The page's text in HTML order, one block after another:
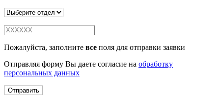
Пожалуйста, заполните все поля для отправки заявки
Отправляя форму Вы даете согласие на обработку
персональных данных
Отправить